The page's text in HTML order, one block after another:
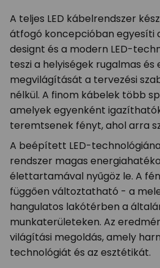
A teljes LED kábelrendszer
átfogó koncepcióban egyesíti
designt és a modern LED-
teszi a helyiségek rugalmas és
megvilágítását a tervezési
nélkül. A finom kábelek több
amelyek egyenként
teremtsenek fényt, ahol arra
A beépített LED-
rendszer magas
élettartamával nyűgöz le. A
függően változtatható - a
hangulatos lakótérben a
munkaterületeken. Az
világítási megoldás, amely
technológiát és az esztétikát.